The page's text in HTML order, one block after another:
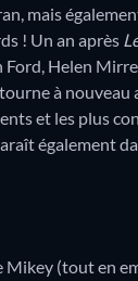
mais
! Un an après
Helen
à
et les plus
également
(tout en